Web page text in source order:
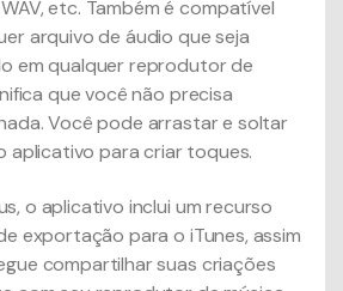
WAV, etc. Também é compatível
arquivo de áudio que seja
em qualquer reprodutor de
que você não precisa
Você pode arrastar e soltar
aplicativo para criar toques.
o aplicativo inclui um recurso
exportação para o iTunes, assim
compartilhar suas criações